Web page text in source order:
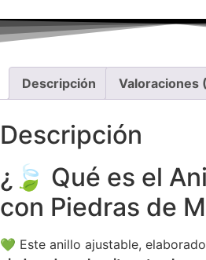
Descripción Valoraciones
Descripción
¿🍃 Qué es el
con Piedras de
💚 Este anillo ajustable,